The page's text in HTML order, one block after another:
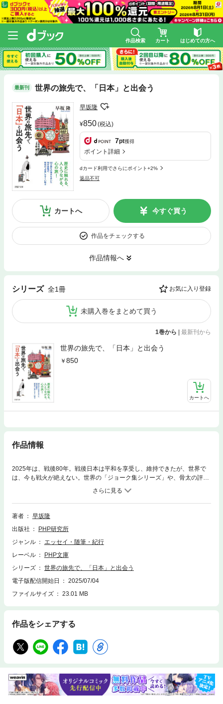
作品検索 カート はじめての方へ
最新刊 世界の旅先で、「日本」と出会う
早坂隆
850(税込)
7pt獲得
ポイント詳細
dカード利用でさらにポイント+2%
返品不可
カートへ 今すぐ買う
作品をチェックする
作品情報へ
シリーズ 全1冊 お気に入り登録
未購入巻をまとめて買う
1巻から | 最新刊から
世界の旅先で、「日本」と出会う
850
カートへ
作品情報
2025年は、戦後80年。戦後日本は平和を享受し、維持できたが、世界で
は、今も戦火が絶えない。世界の「ジョーク集シリーズ」や、骨太の評伝
など、幅広い執筆活動を続けるノンフィクション作家による感動の紀行エ
ッセイ！ 台湾、モンゴル、ルーマニア、トルコ・シリア、イラク、イス
ラエル、サイパン・パラオ・・・・・・異国の街角を歩き続ける中で、い
つも出会うことになったのは、祖国「日本」、そして日本の「こころ」だ
ル」を、見事にすくい取る。さあ、歴史に触れ、人とつながる、心の旅へ
出かけよう！ 「日本」について、今一度、考えてみよう。 【本書の内
代の方がずっと良かった」 ●そこから旅順港は見えるか ●日中で異なる
餃子の文化 ほか ●第二章 モンゴル─世界史の中の不思議な繋がり ●日
本人のルーツはブリヤート人か？ ●モンゴルには存在しないジンギスカ
ン料理 ●馬乳酒への感銘が「カルピス」を生んだ ほか ●第三章 ルー
マニア─—「僕は日本に生まれたかった」 ●「日本に生まれること」とい
奪われた生命 ●世界で最も美しい街の“有力候補” ●日本人の資質に感銘
を受けたザビエル ほか ●第五章 バルト三国─—一枚の色褪せた「日の
丸」 ●歴史をどの立ち位置から見るか？ ●KGB博物館の戦慄の拷問部
屋 ●ラトビアの日の丸に凝縮された日本人の魂 ほか ●第六章 旧ユー
モン、ポケモンで。本当に大変よ」 ほか ●第七章 トルコ・シリア─—
時を越えた恩返しとトウモロコシ ●エルトゥールル号事件が生んだ「正
の連鎖」 ●トルコが広げたコーヒー文化 ●第八章 イラク─—一国平和主
著者
早坂隆
出版社
PHP研究所
ジャンル
エッセイ・随筆・紀行
レーベル
PHP文庫
シリーズ
世界の旅先で、「日本」と出会う
電子版配信開始日
2025/07/04
ファイルサイズ
23.01 MB
作品をシェアする